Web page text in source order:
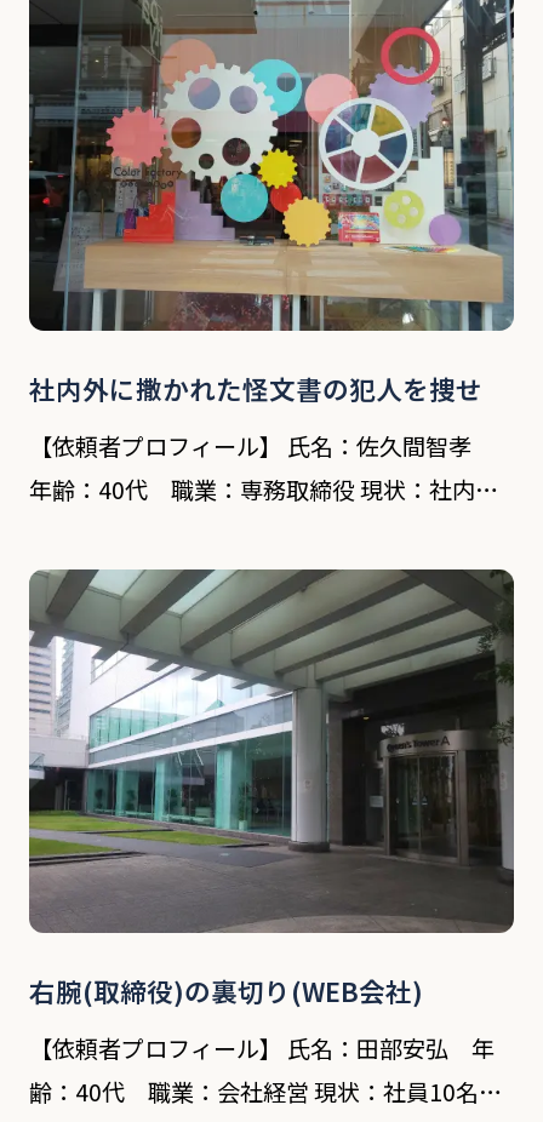
る貿易会社の男性社員がうつ病を理由に休職し
[…]
社内外に撒かれた怪文書の犯人を捜せ
【依頼者プロフィール】 氏名：佐久間智孝
年齢：40代 職業：専務取締役 現状：社内、
た怪文書が流され、犯人の特定を行いたい。
依頼内容 依頼者の会社は神奈川県茅ヶ崎市に
所在する […]
右腕(取締役)の裏切り(WEB会社)
【依頼者プロフィール】 氏名：田部安弘 年
齢：40代 職業：会社経営 現状：社員10名の